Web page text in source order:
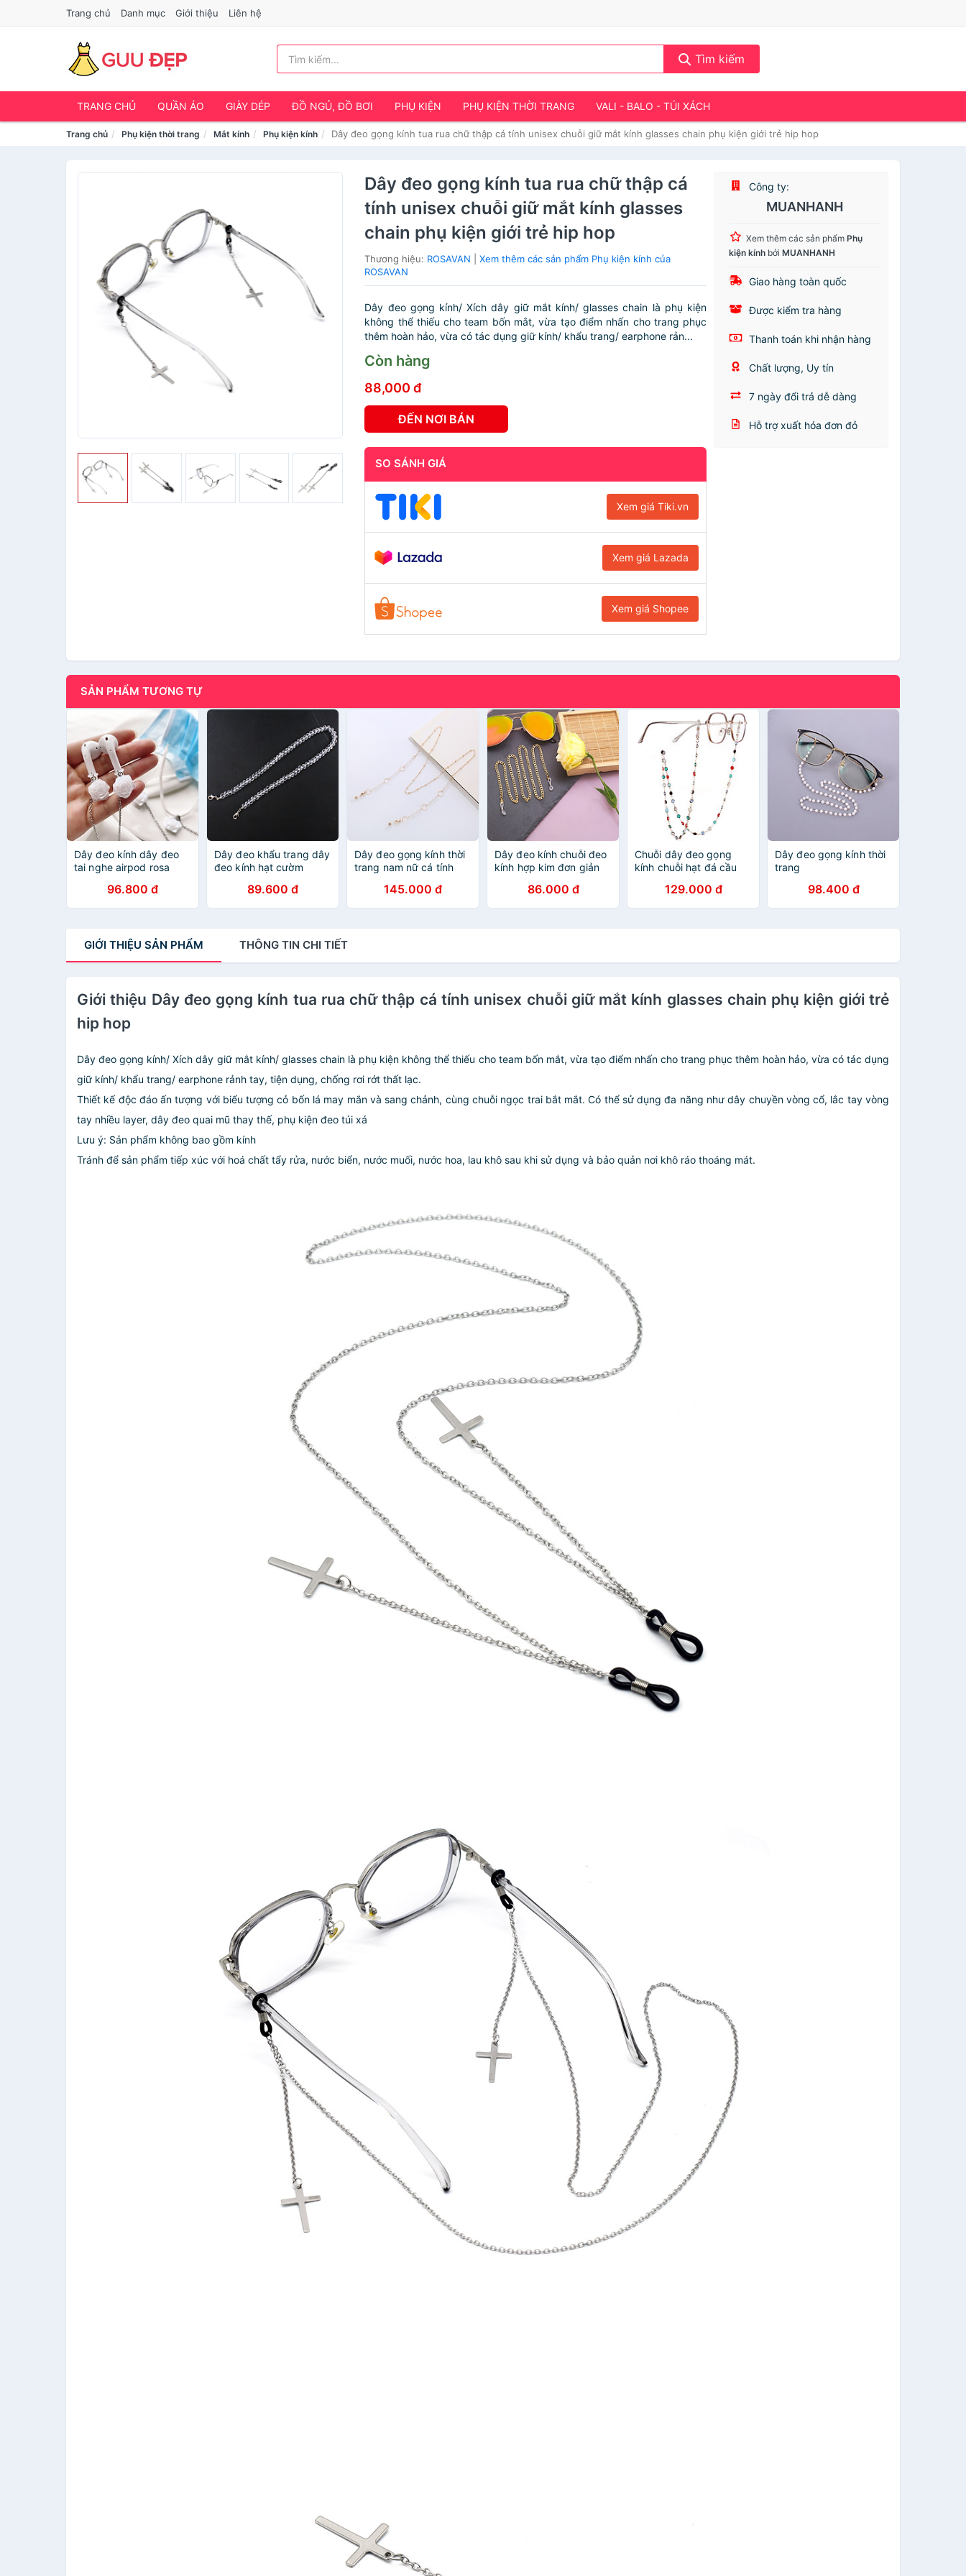
Trang chủ Danh mục Giới thiệu Liên hệ
Tìm kiếm
TRANG CHỦ QUẦN ÁO GIÀY DÉP ĐỒ NGỦ, ĐỒ BƠI PHỤ KIỆN PHỤ KIỆN THỜI TRANG VALI - BALO - TÚI XÁCH
Trang chủ Phụ kiện thời trang Mắt kính Phụ kiện kính Dây đeo gọng kính tua rua chữ thập cá tính unisex chuỗi giữ mắt kính glasses chain phụ kiện giới trẻ hip hop
Dây đeo gọng kính tua rua chữ thập cá
tính unisex chuỗi giữ mắt kính glasses
chain phụ kiện giới trẻ hip hop
Thương hiệu: ROSAVAN |Xem thêm các sản phẩm Phụ kiện kính của
ROSAVAN
Dây đeo gọng kính/ Xích dây giữ mắt kính/ glasses chain là phụ kiện
không thể thiếu cho team bốn mắt, vừa tạo điểm nhấn cho trang phục
thêm hoàn hảo, vừa có tác dụng giữ kính/ khẩu trang/ earphone rản...
Còn hàng
88,000 đ
ĐẾN NƠI BÁN
SO SÁNH GIÁ
Xem giá Tiki.vn
Xem giá Lazada
Xem giá Shopee
Công ty:
MUANHANH
Xem thêm các sản phẩmPhụ
kiện kính bởiMUANHANH
Giao hàng toàn quốc
Được kiểm tra hàng
Thanh toán khi nhận hàng
Chất lượng, Uy tín
7 ngày đổi trả dễ dàng
Hỗ trợ xuất hóa đơn đỏ
SẢN PHẨM TƯƠNG TỰ
Dây đeo kính dây đeo
tai nghe airpod rosa
96.800 đ
Dây đeo khẩu trang dây
đeo kính hạt cườm
89.600 đ
Dây đeo gọng kính thời
trang nam nữ cá tính
dây đeo airpod đeo tai
nghe bluetooth
145.000 đ
Dây đeo kính chuỗi đeo
kính hợp kim đơn giản
86.000 đ
Chuỗi dây đeo gọng
kính chuỗi hạt đá cầu
độc đáo hot fashion
trend top
129.000 đ
Dây đeo gọng kính thời
trang
98.400 đ
GIỚI THIỆU SẢN PHẨM THÔNG TIN CHI TIẾT
Giới thiệu Dây đeo gọng kính tua rua chữ thập cá tính unisex chuỗi giữ mắt kính glasses chain phụ kiện giới trẻ
hip hop
Dây đeo gọng kính/ Xích dây giữ mắt kính/ glasses chain là phụ kiện không thể thiếu cho team bốn mắt, vừa tạo điểm nhấn cho trang phục thêm hoàn hảo, vừa có tác dụng
giữ kính/ khẩu trang/ earphone rảnh tay, tiện dụng, chống rơi rớt thất lạc.
Thiết kế độc đáo ấn tượng với biểu tượng cỏ bốn lá may mắn và sang chảnh, cùng chuỗi ngọc trai bắt mắt. Có thể sử dụng đa năng như dây chuyền vòng cổ, lắc tay vòng
tay nhiều layer, dây đeo quai mũ thay thế, phụ kiện đeo túi xá
Lưu ý: Sản phẩm không bao gồm kính
Tránh để sản phẩm tiếp xúc với hoá chất tẩy rửa, nước biển, nước muối, nước hoa, lau khô sau khi sử dụng và bảo quản nơi khô ráo thoáng mát.